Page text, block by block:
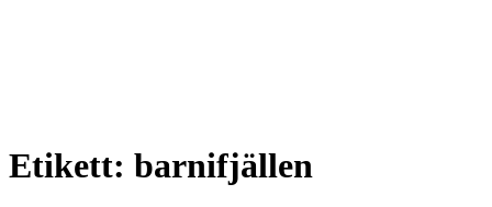
Etikett: barnifjällen